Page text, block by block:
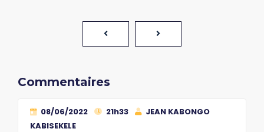
Commentaires
08/06/2022 21h33
JEAN KABONGO
KABISEKELE